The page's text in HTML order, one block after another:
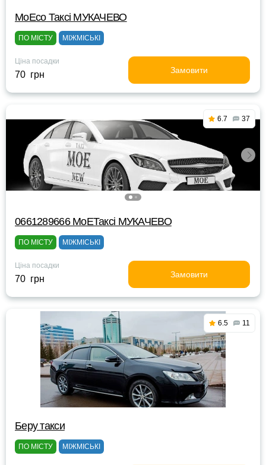
МоЕсо Таксі МУКАЧЕВО
ПО МІСТУ МІЖМІСЬКІ
Ціна посадки
70 грн Замовити
6.7 37
0661289666 MоЕТаксі МУКАЧЕВО
ПО МІСТУ МІЖМІСЬКІ
Ціна посадки
70 грн Замовити
6.5 11
Беру такси
ПО МІСТУ МІЖМІСЬКІ